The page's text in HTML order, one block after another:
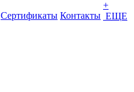
Сертификаты Контакты
+
ЕЩЕ